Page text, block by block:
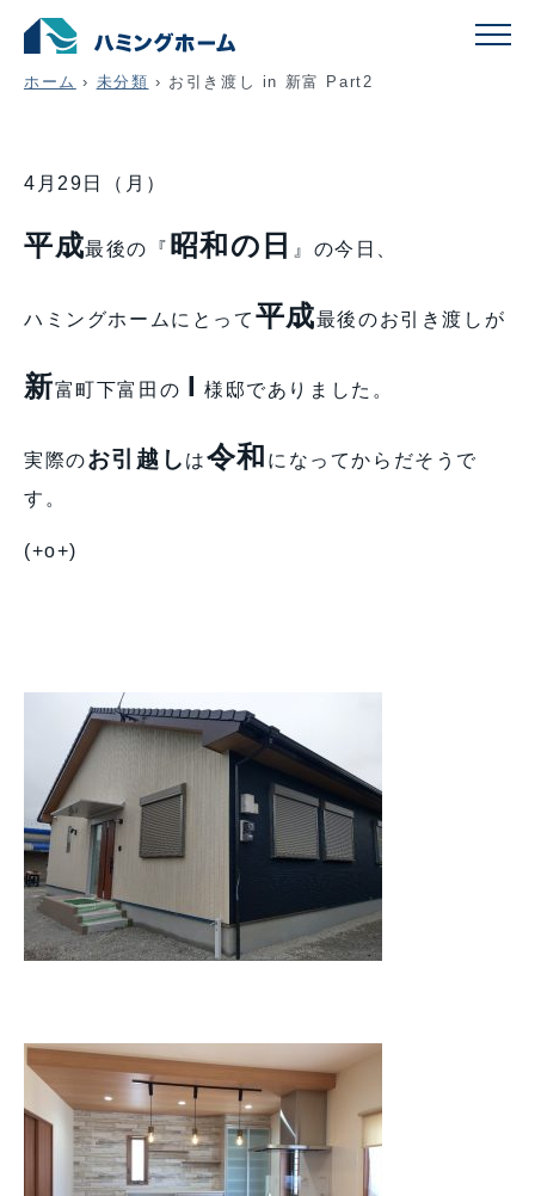
お引き渡し in 新富 Part2
ホーム › 未分類 › お引き渡し in 新富 Part2
4月29日（月）
平成最後の『 昭和の日 』の今日、
ハミングホームにとって 平成最後のお引き渡しが
新富町下富田の I 様邸でありました。
実際のお引越し は令和 になってからだそうで
す。
(+o+)